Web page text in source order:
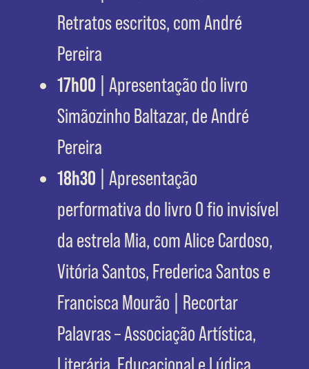
Retratos escritos, com André
Pereira
17h00 | Apresentação do livro
Simãozinho Baltazar, de André
Pereira
18h30 | Apresentação
performativa do livro O fio invisível
da estrela Mia, com Alice Cardoso,
Vitória Santos, Frederica Santos e
Francisca Mourão | Recortar
Palavras – Associação Artística,